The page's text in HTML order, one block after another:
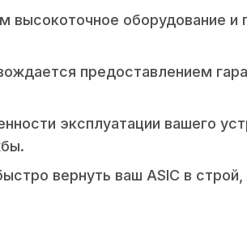
высокоточное оборудование и
предоставлением
эксплуатации вашего
вернуть ваш ASIC в